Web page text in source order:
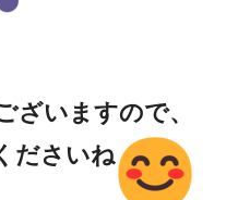
いますので、
ださいね